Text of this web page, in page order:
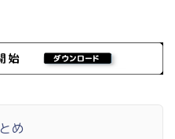
め